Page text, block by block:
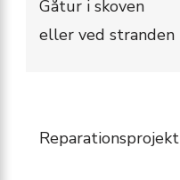
Gåtur i skoven
eller ved stranden
Reparationsprojekt